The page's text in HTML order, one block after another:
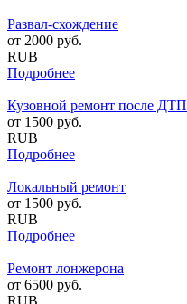
Развал-схождение
от 2000 руб.
RUB
Подробнее
Кузовной ремонт после ДТП
от 1500 руб.
RUB
Подробнее
Локальный ремонт
от 1500 руб.
RUB
Подробнее
Ремонт лонжерона
от 6500 руб.
RUB